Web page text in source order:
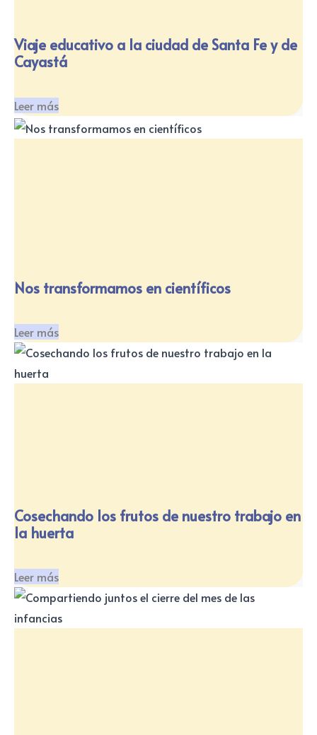
Viaje educativo a la ciudad de Santa Fe y de
Cayastá
Leer más
Nos transformamos en científicos
Leer más
Cosechando los frutos de nuestro trabajo en
la huerta
Leer más